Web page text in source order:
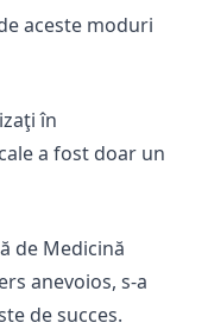
aceste moduri
în
a fost doar un
de Medicină
anevoios, s-a
de succes.